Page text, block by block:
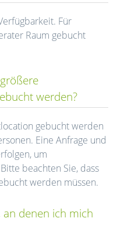
Für
Raum gebucht
werden?
gebucht werden
Eine Anfrage und
um
beachten Sie, dass
werden müssen.
denen ich mich